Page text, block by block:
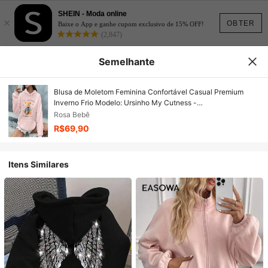
OBTER
×
SHEIN - Moda online
Baixe o App e ganhe cupom exclusivo de 15% OFF!
(2,847)
Semelhante
Blusa de Moletom Feminina Confortável Casual Premium
Inverno Frio Modelo: Ursinho My Cutness -
Novidada/Promoção Especial
Rosa Bebê
R$69,90
Itens Similares